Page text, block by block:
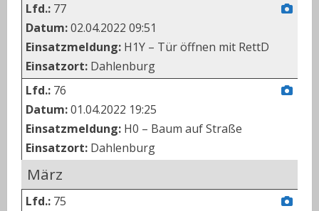
Lfd.: 77
Datum:02.04.2022 09:51
Einsatzmeldung: H1Y – Tür öffnen mit RettD
Einsatzort: Dahlenburg
Lfd.: 76
Datum:01.04.2022 19:25
Einsatzmeldung: H0 – Baum auf Straße
Einsatzort: Dahlenburg
März
Lfd.: 75